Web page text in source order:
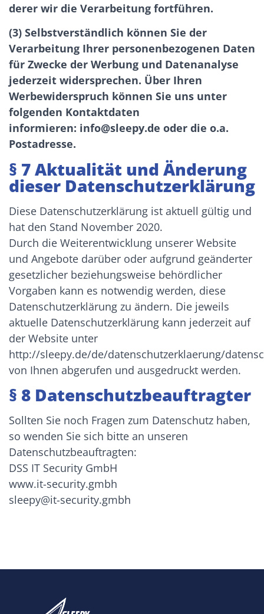
derer wir die Verarbeitung fortführen.
(3) Selbstverständlich können Sie der
Verarbeitung Ihrer personenbezogenen Daten
für Zwecke der Werbung und Datenanalyse
jederzeit widersprechen. Über Ihren
Werbewiderspruch können Sie uns unter
folgenden Kontaktdaten
informieren: info@sleepy.de oder die o.a.
Postadresse.
§ 7 Aktualität und Änderung
dieser Datenschutzerklärung
Diese Datenschutzerklärung ist aktuell gültig und
hat den Stand November 2020.
Durch die Weiterentwicklung unserer Website
und Angebote darüber oder aufgrund geänderter
gesetzlicher beziehungsweise behördlicher
Vorgaben kann es notwendig werden, diese
Datenschutzerklärung zu ändern. Die jeweils
aktuelle Datenschutzerklärung kann jederzeit auf
der Website unter
http://sleepy.de/de/datenschutzerklaerung/
von Ihnen abgerufen und ausgedruckt werden.
§ 8 Datenschutzbeauftragter
Sollten Sie noch Fragen zum Datenschutz haben,
so wenden Sie sich bitte an unseren
Datenschutzbeauftragten:
DSS IT Security GmbH
www.it-security.gmbh
sleepy@it-security.gmbh